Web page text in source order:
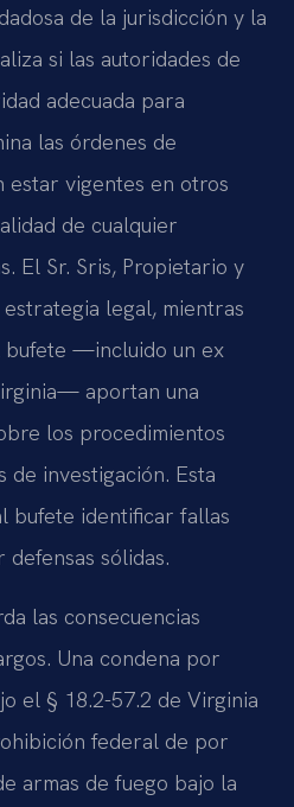
de la jurisdicción y la
si las autoridades de
adecuada para
las órdenes de
estar vigentes en otros
de cualquier
El Sr. Sris, Propietario y
legal, mientras
bufete —incluido un ex
aportan una
los procedimientos
de investigación. Esta
bufete identificar fallas
sólidas.
las consecuencias
Una condena por
el § 18.2-57.2 de Virginia
federal de por
armas de fuego bajo la